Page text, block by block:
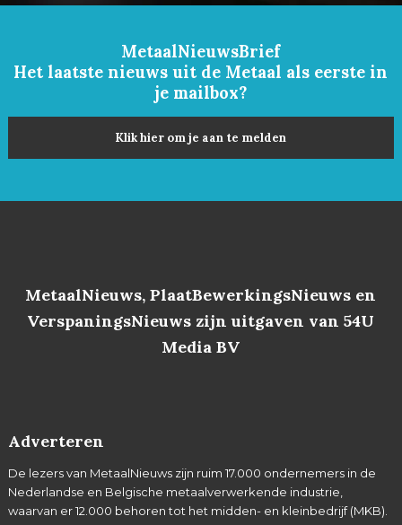
MetaalNieuwsBrief
Het laatste nieuws uit de Metaal als eerste in
je mailbox?
Klik hier om je aan te melden
MetaalNieuws, PlaatBewerkingsNieuws en
VerspaningsNieuws zijn uitgaven van 54U
Media BV
Adverteren
De lezers van MetaalNieuws zijn ruim 17.000 ondernemers in de
Nederlandse en Belgische metaalverwerkende industrie,
waarvan er 12.000 behoren tot het midden- en kleinbedrijf (MKB).